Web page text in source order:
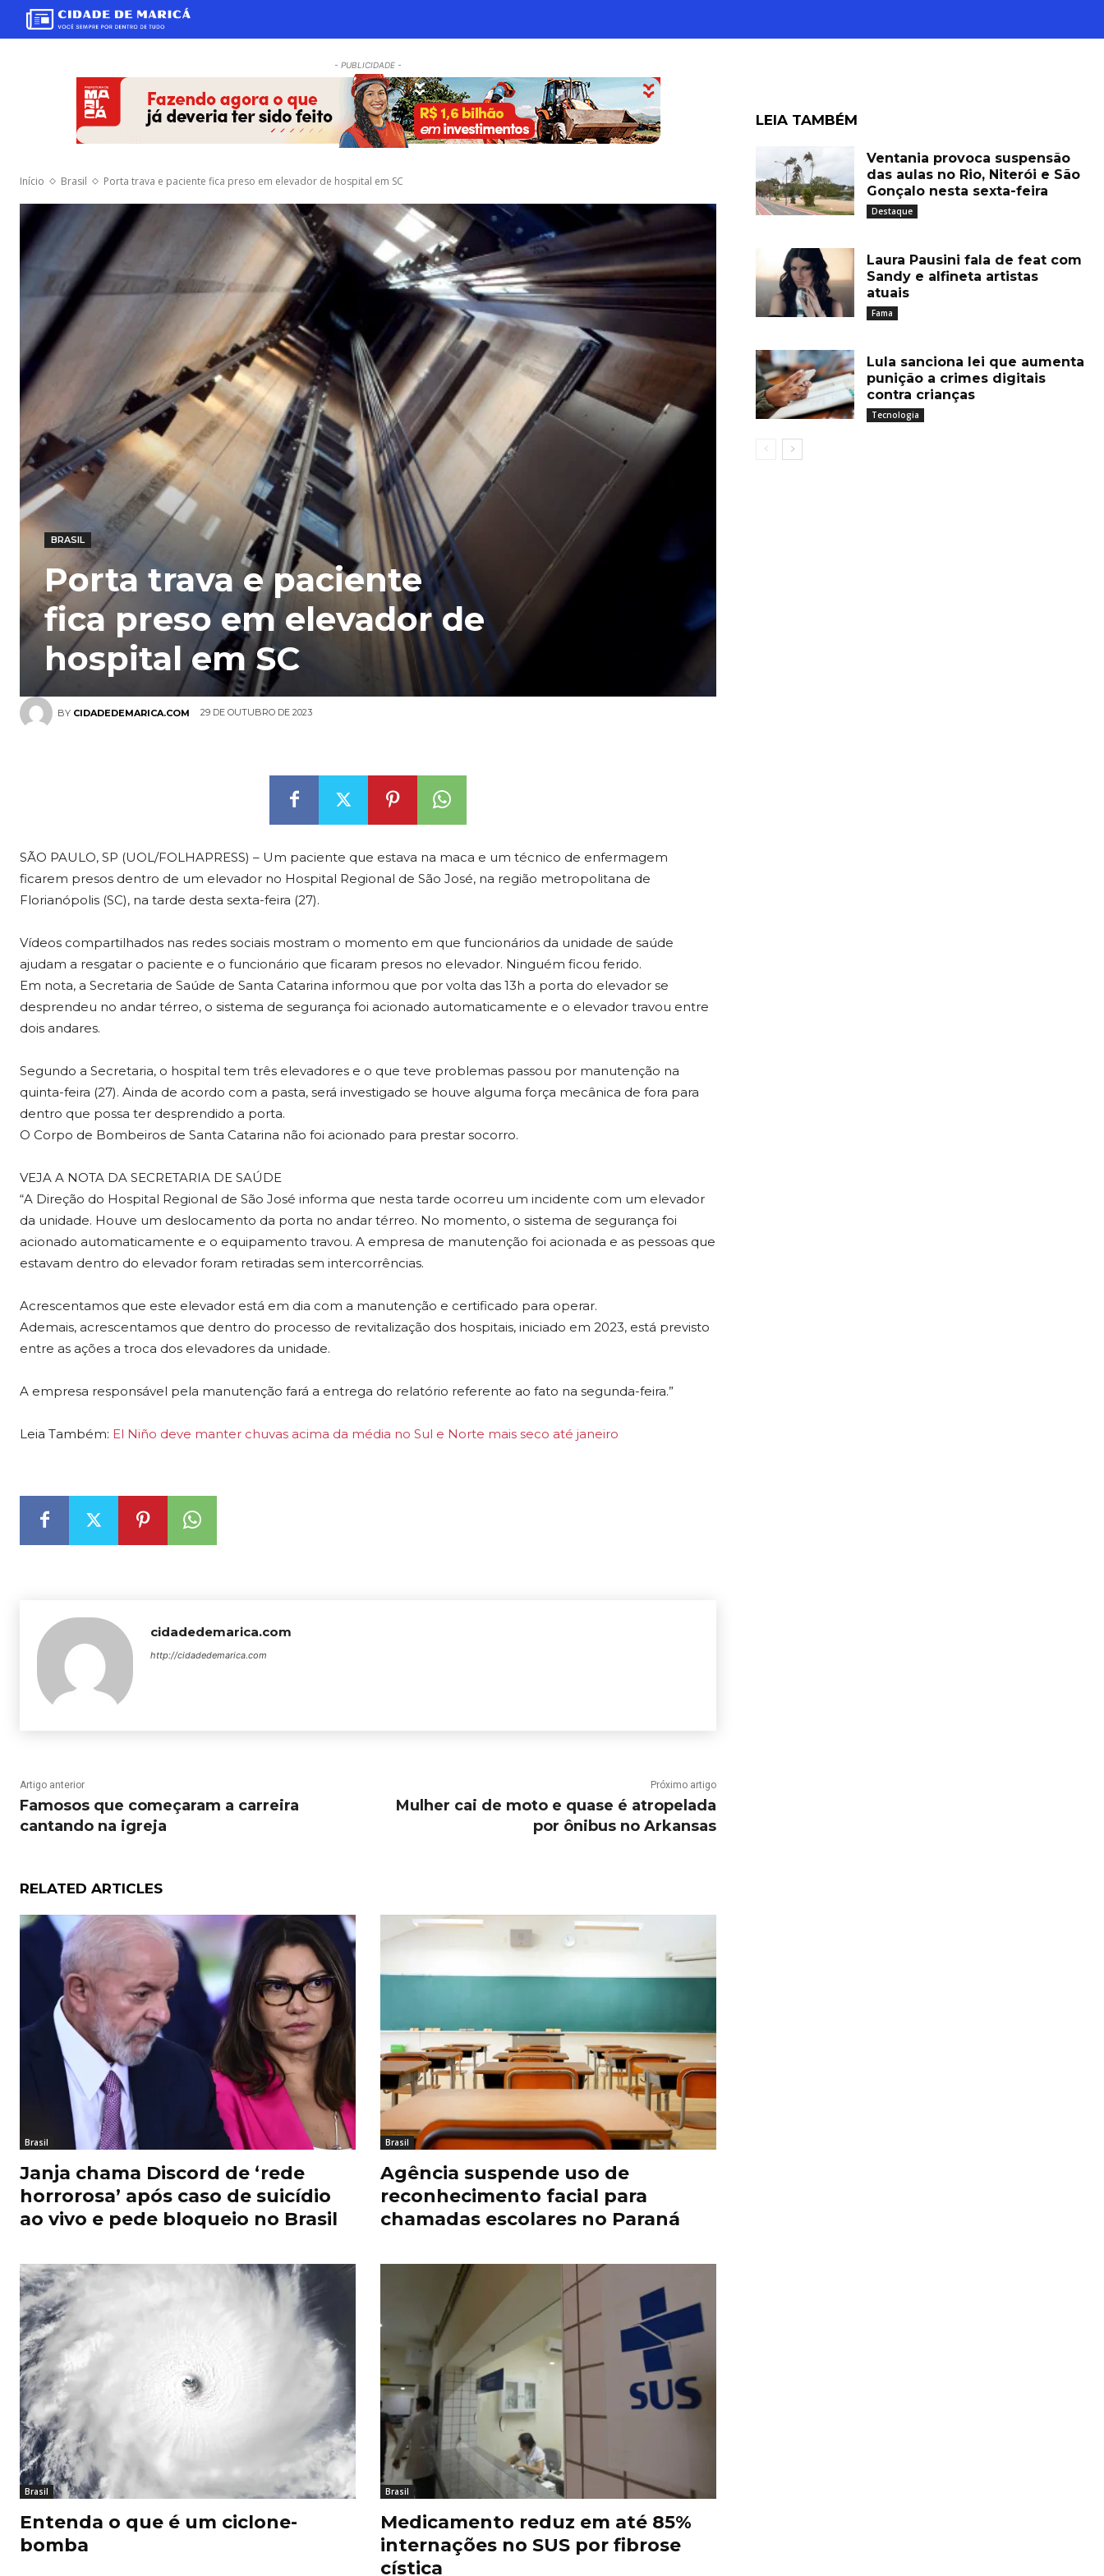
- PUBLICIDADE -
Início Brasil Porta trava e paciente fica preso em elevador de hospital em SC
BY CIDADEDEMARICA.COM 29 DE OUTUBRO DE 2023
BRASIL
Porta trava e paciente
fica preso em elevador de
hospital em SC
LEIA TAMBÉM
Ventania provoca suspensão
das aulas no Rio, Niterói e São
Gonçalo nesta sexta-feira
Destaque
Laura Pausini fala de feat com
Sandy e alfineta artistas
atuais
Fama
Lula sanciona lei que aumenta
punição a crimes digitais
contra crianças
Tecnologia
SÃO PAULO, SP (UOL/FOLHAPRESS) – Um paciente que estava na maca e um técnico de enfermagem
ficarem presos dentro de um elevador no Hospital Regional de São José, na região metropolitana de
Florianópolis (SC), na tarde desta sexta-feira (27).
Vídeos compartilhados nas redes sociais mostram o momento em que funcionários da unidade de saúde
ajudam a resgatar o paciente e o funcionário que ficaram presos no elevador. Ninguém ficou ferido.
Em nota, a Secretaria de Saúde de Santa Catarina informou que por volta das 13h a porta do elevador se
desprendeu no andar térreo, o sistema de segurança foi acionado automaticamente e o elevador travou entre
dois andares.
Segundo a Secretaria, o hospital tem três elevadores e o que teve problemas passou por manutenção na
quinta-feira (27). Ainda de acordo com a pasta, será investigado se houve alguma força mecânica de fora para
dentro que possa ter desprendido a porta.
O Corpo de Bombeiros de Santa Catarina não foi acionado para prestar socorro.
VEJA A NOTA DA SECRETARIA DE SAÚDE
“A Direção do Hospital Regional de São José informa que nesta tarde ocorreu um incidente com um elevador
da unidade. Houve um deslocamento da porta no andar térreo. No momento, o sistema de segurança foi
acionado automaticamente e o equipamento travou. A empresa de manutenção foi acionada e as pessoas que
estavam dentro do elevador foram retiradas sem intercorrências.
Acrescentamos que este elevador está em dia com a manutenção e certificado para operar.
Ademais, acrescentamos que dentro do processo de revitalização dos hospitais, iniciado em 2023, está previsto
entre as ações a troca dos elevadores da unidade.
A empresa responsável pela manutenção fará a entrega do relatório referente ao fato na segunda-feira.”
Leia Também: El Niño deve manter chuvas acima da média no Sul e Norte mais seco até janeiro
cidadedemarica.com
http://cidadedemarica.com
Artigo anterior
Famosos que começaram a carreira
cantando na igreja
Próximo artigo
Mulher cai de moto e quase é atropelada
por ônibus no Arkansas
RELATED ARTICLES
Brasil
Janja chama Discord de ‘rede
horrorosa’ após caso de suicídio
ao vivo e pede bloqueio no Brasil
Brasil
Agência suspende uso de
reconhecimento facial para
chamadas escolares no Paraná
Brasil
Entenda o que é um ciclone-
bomba
Brasil
Medicamento reduz em até 85%
internações no SUS por fibrose
cística